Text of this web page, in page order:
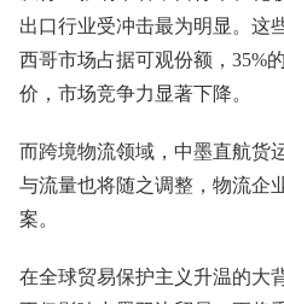
出口行业受冲击最为明显。这
西哥市场占据可观份额，35%
价，市场竞争力显著下降。
而跨境物流领域，中墨直航货
与流量也将随之调整，物流企
案。
在全球贸易保护主义升温的大